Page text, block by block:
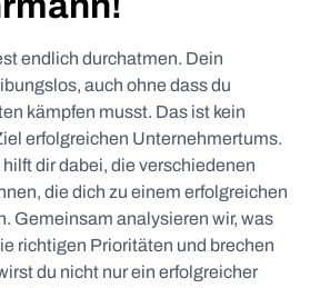
endlich durchatmen. Dein
auch ohne dass du
kämpfen musst. Das ist kein
erfolgreichen Unternehmertums.
dir dabei, die verschiedenen
die dich zu einem erfolgreichen
Gemeinsam analysieren wir, was
richtigen Prioritäten und brechen
du nicht nur ein erfolgreicher